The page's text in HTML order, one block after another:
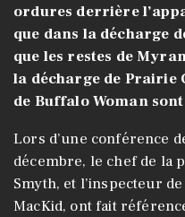
ordures derrière
que dans la décharge
que les restes de
la décharge de Prairie
de Buffalo Woman
Lors d’une conférence
décembre, le chef de la
Smyth, et l’inspecteur
MacKid, ont fait